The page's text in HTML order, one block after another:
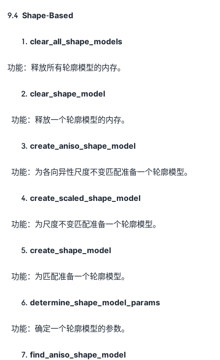
9.4 Shape-Based
clear_all_shape_models
功能：释放所有轮廓模型的内存。
clear_shape_model
功能：释放一个轮廓模型的内存。
create_aniso_shape_model
功能：为各向异性尺度不变匹配准备一个轮廓模型。
create_scaled_shape_model
功能：为尺度不变匹配准备一个轮廓模型。
create_shape_model
功能：为匹配准备一个轮廓模型。
determine_shape_model_params
功能：确定一个轮廓模型的参数。
find_aniso_shape_model